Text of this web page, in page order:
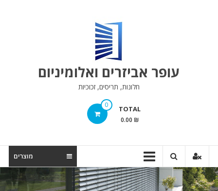
עופר אביזרים ואלומיניום
חלונות, תריסים, זכוכיות
0 TOTAL
0.00 ₪
מוצרים